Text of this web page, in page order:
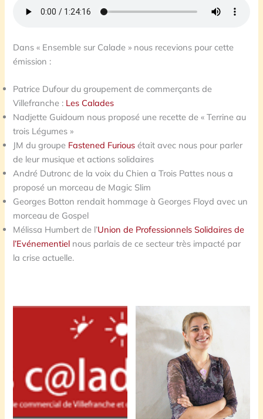
Dans « Ensemble sur Calade » nous recevions pour cette
émission :
Patrice Dufour du groupement de commerçants de
Villefranche : Les Calades
Nadjette Guidoum nous proposé une recette de « Terrine au
trois Légumes »
JM du groupe Fastened Furious était avec nous pour parler
de leur musique et actions solidaires
André Dutronc de la voix du Chien a Trois Pattes nous a
proposé un morceau de Magic Slim
Georges Botton rendait hommage à Georges Floyd avec un
morceau de Gospel
Mélissa Humbert de l’Union de Professionnels Solidaires de
l’Evénementiel nous parlais de ce secteur très impacté par
la crise actuelle.